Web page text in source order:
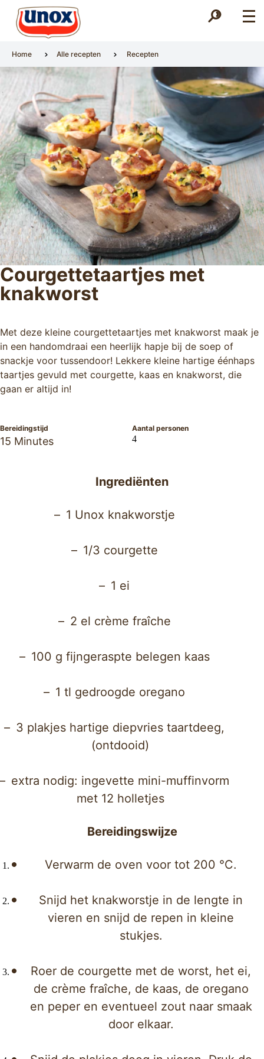
Zoek
Zoek
Home Alle recepten Recepten
Courgettetaartjes met
knakworst
Met deze kleine courgettetaartjes met knakworst maak je
in een handomdraai een heerlijk hapje bij de soep of
snackje voor tussendoor! Lekkere kleine hartige éénhaps
taartjes gevuld met courgette, kaas en knakworst, die
gaan er altijd in!
Bereidingstijd
15 Minutes
Aantal personen
4
Ingrediënten
1 Unox knakworstje
1/3 courgette
1 ei
2 el crème fraîche
100 g fijngeraspte belegen kaas
1 tl gedroogde oregano
3 plakjes hartige diepvries taartdeeg,
(ontdooid)
extra nodig: ingevette mini-muffinvorm
met 12 holletjes
Bereidingswijze
Verwarm de oven voor tot 200 °C.
Snijd het knakworstje in de lengte in
vieren en snijd de repen in kleine
stukjes.
Roer de courgette met de worst, het ei,
de crème fraîche, de kaas, de oregano
en peper en eventueel zout naar smaak
door elkaar.